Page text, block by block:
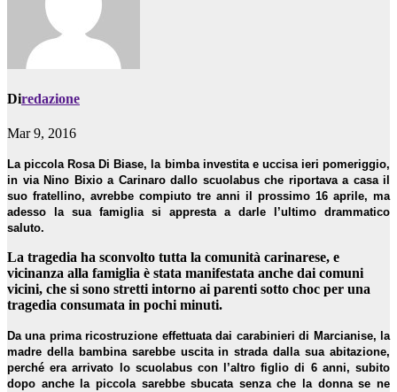
Diredazione
Mar 9, 2016
La piccola Rosa Di Biase, la bimba investita e uccisa ieri pomeriggio,
in via Nino Bixio a Carinaro dallo scuolabus che riportava a casa il
suo fratellino, avrebbe compiuto tre anni il prossimo 16 aprile, ma
adesso la sua famiglia si appresta a darle l’ultimo drammatico
saluto.
La tragedia ha sconvolto tutta la comunità carinarese, e
vicinanza alla famiglia è stata manifestata anche dai comuni
vicini, che si sono stretti intorno ai parenti sotto choc per una
tragedia consumata in pochi minuti.
Da una prima ricostruzione effettuata dai carabinieri di Marcianise, la
madre della bambina sarebbe uscita in strada dalla sua abitazione,
perché era arrivato lo scuolabus con l’altro figlio di 6 anni, subito
dopo anche la piccola sarebbe sbucata senza che la donna se ne